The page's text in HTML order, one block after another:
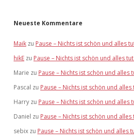
Neueste Kommentare
Maik zu Pause – Nichts ist schön und alles
hikE zu Pause – Nichts ist schön und alles
Marie zu Pause – Nichts ist schön und alles
Pascal zu Pause – Nichts ist schön und alles
Harry zu Pause – Nichts ist schön und alles
Daniel zu Pause – Nichts ist schön und alles
sebix zu Pause – Nichts ist schön und alles